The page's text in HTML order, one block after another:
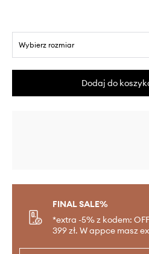
Wybierz rozmiar
Dodaj do
FINAL SALE%
*extra -5% z kodem:
399 zł. W appce masz